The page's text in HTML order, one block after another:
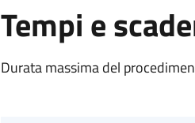
Tempi e
Durata massima del